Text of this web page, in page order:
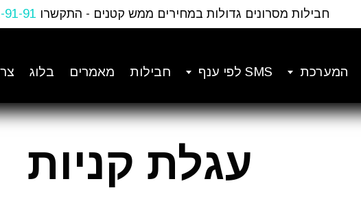
חבילות מסרונים גדולות במחירים ממש קטנים - התקשרו 91-91
המערכת SMS לפי ענף חבילות מאמרים בלוג
עגלת קניות